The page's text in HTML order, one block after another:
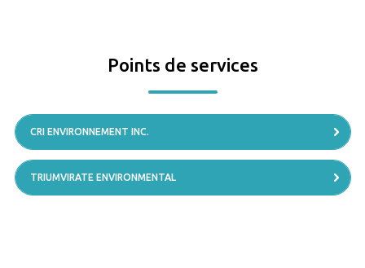
Points de services
CRI ENVIRONNEMENT INC.
TRIUMVIRATE ENVIRONMENTAL